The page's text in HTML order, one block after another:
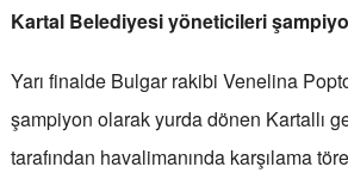
Kartal Belediyesi yöneticileri
Yarı finalde Bulgar rakibi Venelina
şampiyon olarak yurda dönen Kartallı
tarafından havalimanında karşılama